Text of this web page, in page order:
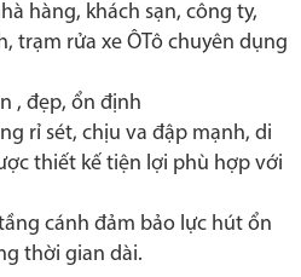
hàng, khách sạn, công ty,
trạm rửa xe ÔTô chuyên dụng
, đẹp, ổn định
rỉ sét, chịu va đập mạnh, di
thiết kế tiện lợi phù hợp với
cánh đảm bảo lực hút ổn
thời gian dài.